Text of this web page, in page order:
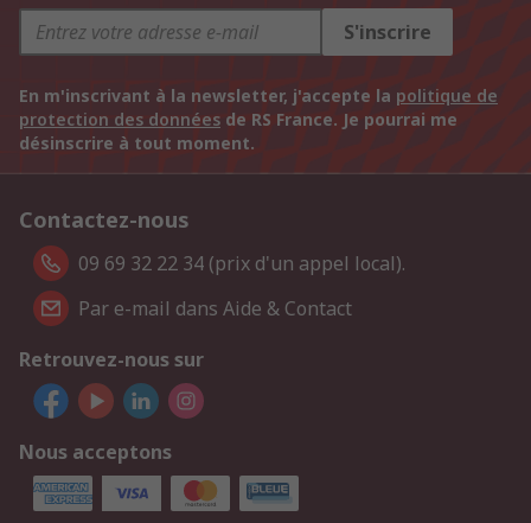
S'inscrire
En m'inscrivant à la newsletter, j'accepte la politique de
protection des données de RS France. Je pourrai me
désinscrire à tout moment.
Contactez-nous
09 69 32 22 34 (prix d'un appel local).
Par e-mail dans Aide & Contact
Retrouvez-nous sur
Nous acceptons